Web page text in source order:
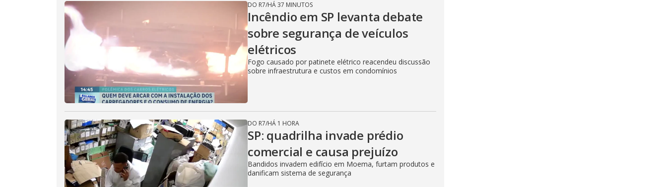
DO R7/HÁ 37 MINUTOS
Incêndio em SP levanta debate
sobre segurança de veículos
elétricos
Fogo causado por patinete elétrico reacendeu discussão
sobre infraestrutura e custos em condomínios
DO R7/HÁ 1 HORA
SP: quadrilha invade prédio
comercial e causa prejuízo
Bandidos invadem edifício em Moema, furtam produtos e
danificam sistema de segurança